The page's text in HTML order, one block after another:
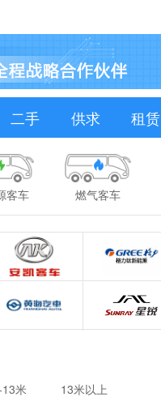
二手 供求 租赁
客车 燃气客车
米 13米以上